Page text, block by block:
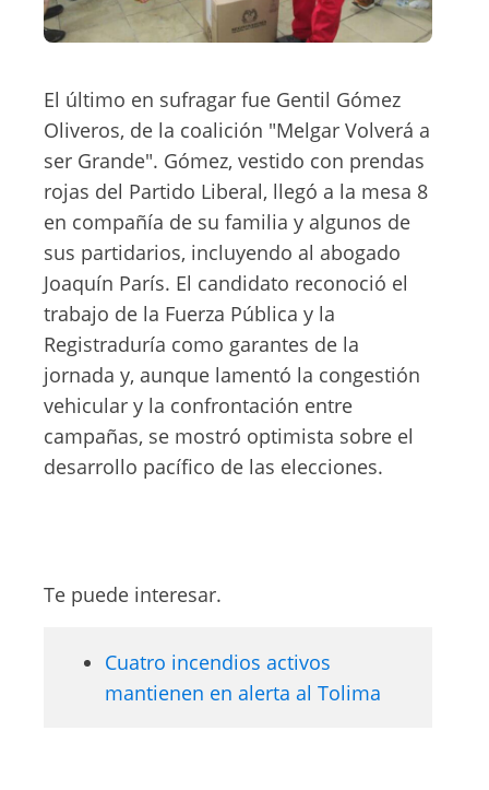
El último en sufragar fue Gentil Gómez
Oliveros, de la coalición "Melgar Volverá a
ser Grande". Gómez, vestido con prendas
rojas del Partido Liberal, llegó a la mesa 8
en compañía de su familia y algunos de
sus partidarios, incluyendo al abogado
Joaquín París. El candidato reconoció el
trabajo de la Fuerza Pública y la
Registraduría como garantes de la
jornada y, aunque lamentó la congestión
vehicular y la confrontación entre
campañas, se mostró optimista sobre el
desarrollo pacífico de las elecciones.
Te puede interesar.
Cuatro incendios activos
mantienen en alerta al Tolima